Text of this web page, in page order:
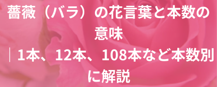
薔薇（バラ）の花言葉と本数の
意味
｜1本、12本、108本など本数別
に解説